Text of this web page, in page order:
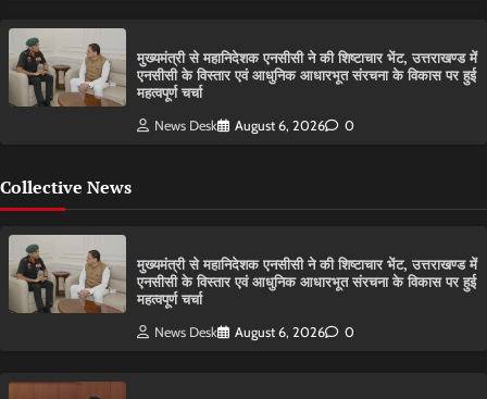
मुख्यमंत्री से महानिदेशक एनसीसी ने की शिष्टाचार भेंट, उत्तराखण्ड में
एनसीसी के विस्तार एवं आधुनिक आधारभूत संरचना के विकास पर हुई
महत्वपूर्ण चर्चा
News Desk August 6, 2026 0
Collective News
मुख्यमंत्री से महानिदेशक एनसीसी ने की शिष्टाचार भेंट, उत्तराखण्ड में
एनसीसी के विस्तार एवं आधुनिक आधारभूत संरचना के विकास पर हुई
महत्वपूर्ण चर्चा
News Desk August 6, 2026 0